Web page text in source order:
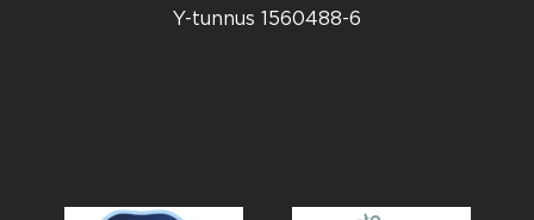
Y-tunnus 1560488-6